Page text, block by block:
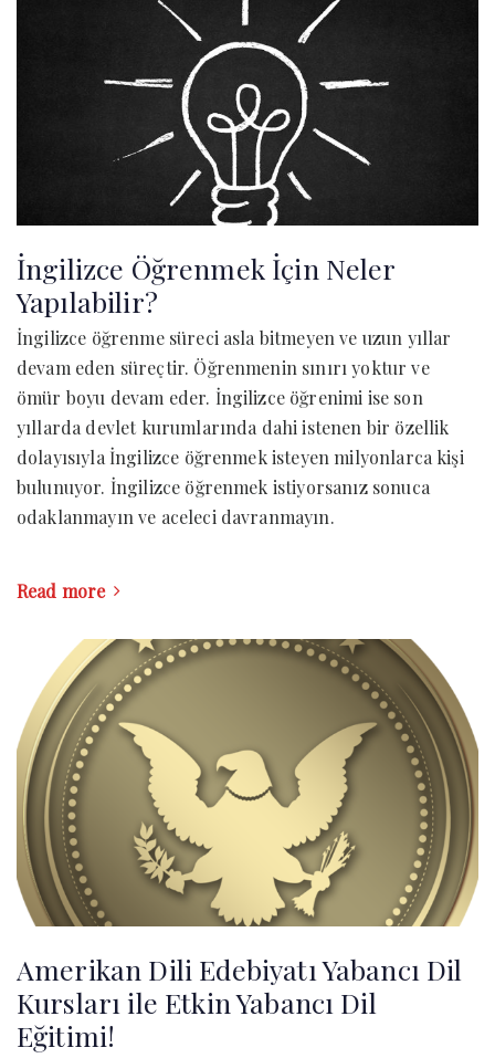
İngilizce Öğrenmek İçin Neler
Yapılabilir?
İngilizce öğrenme süreci asla bitmeyen ve uzun yıllar
devam eden süreçtir. Öğrenmenin sınırı yoktur ve
ömür boyu devam eder. İngilizce öğrenimi ise son
yıllarda devlet kurumlarında dahi istenen bir özellik
dolayısıyla İngilizce öğrenmek isteyen milyonlarca kişi
bulunuyor. İngilizce öğrenmek istiyorsanız sonuca
odaklanmayın ve aceleci davranmayın.
Read more
Amerikan Dili Edebiyatı Yabancı Dil
Kursları ile Etkin Yabancı Dil
Eğitimi!